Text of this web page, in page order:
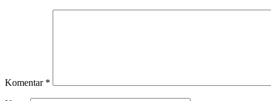
Komentar *